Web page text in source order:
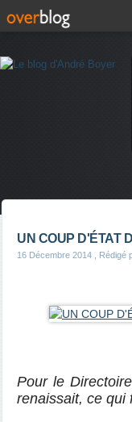
UN COUP D'ÉTAT
16 Décembre 2014 , Rédigé
Pour le
renaissait, ce qui